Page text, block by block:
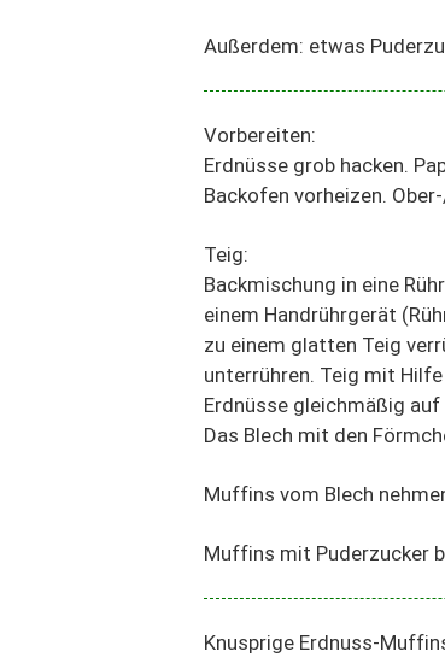
Außerdem: etwas
Vorbereiten:
Erdnüsse grob hacken.
Backofen vorheizen.
Teig:
Backmischung in eine
einem Handrührgerät
zu einem glatten Teig
unterrühren. Teig mit
Erdnüsse gleichmäßig
Das Blech mit den
Muffins vom Blech
Muffins mit Puderzucker
Knusprige Erdnuss-